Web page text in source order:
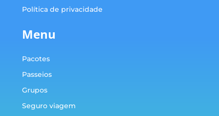
Política de privacidade
Menu
Pacotes
Passeios
Grupos
Seguro viagem